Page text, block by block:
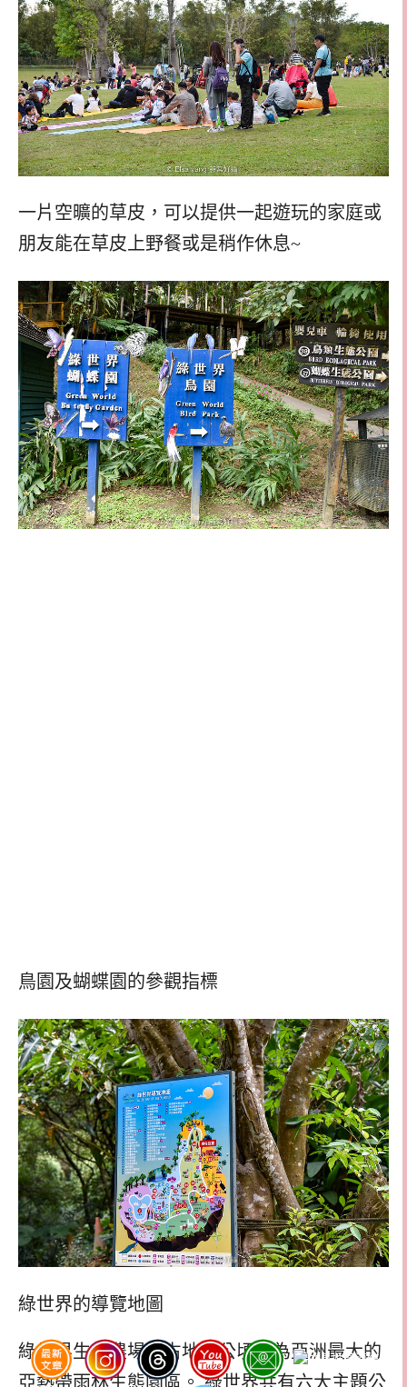
一片空曠的草皮，可以提供一起遊玩的家庭或
朋友能在草皮上野餐或是稍作休息~
鳥園及蝴蝶園的參觀指標
綠世界的導覽地圖
綠世界生態農場，占地75公頃，為亞洲最大的
亞熱帶雨林生態園區。 綠世界共有六大主題公